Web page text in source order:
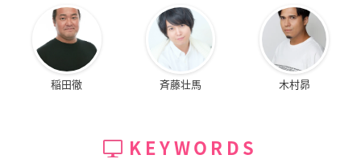
稲田徹 斉藤壮馬 木村昴
KEYWORDS